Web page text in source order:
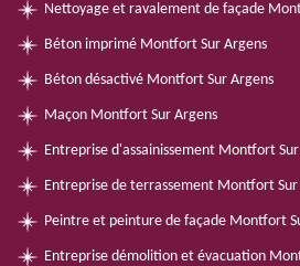
Nettoyage et ravalement de façade
Béton imprimé Montfort Sur Argens
Béton désactivé Montfort Sur Argens
Maçon Montfort Sur Argens
Entreprise d'assainissement Montfort
Entreprise de terrassement Montfort Sur
Peintre et peinture de façade Montfort
Entreprise démolition et évacuation